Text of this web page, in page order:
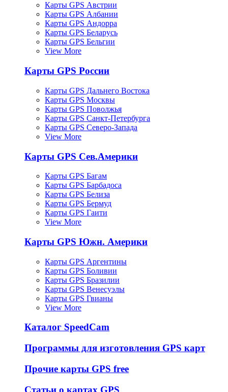
Карты GPS Австрии
Карты GPS Албании
Карты GPS Андорра
Карты GPS Беларусь
Карты GPS Бельгии
View More
Карты GPS России
Карты GPS Дальнего Востока
Карты GPS Москвы
Карты GPS Поволжья
Карты GPS Санкт-Петербурга
Карты GPS Северо-Запада
View More
Карты GPS Сев.Америки
Карты GPS Багам
Карты GPS Барбадоса
Карты GPS Белиза
Карты GPS Бермуд
Карты GPS Гаити
View More
Карты GPS Южн. Америки
Карты GPS Аргентины
Карты GPS Боливии
Карты GPS Бразилии
Карты GPS Венесуэлы
Карты GPS Гвианы
View More
Каталог SpeedCam
Программы для изготовления GPS карт
Прочие карты GPS free
Статьи о картах GPS